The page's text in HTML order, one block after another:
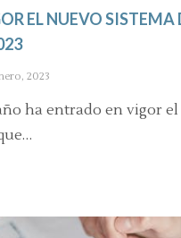
EL NUEVO
2023
ha entrado en vigor